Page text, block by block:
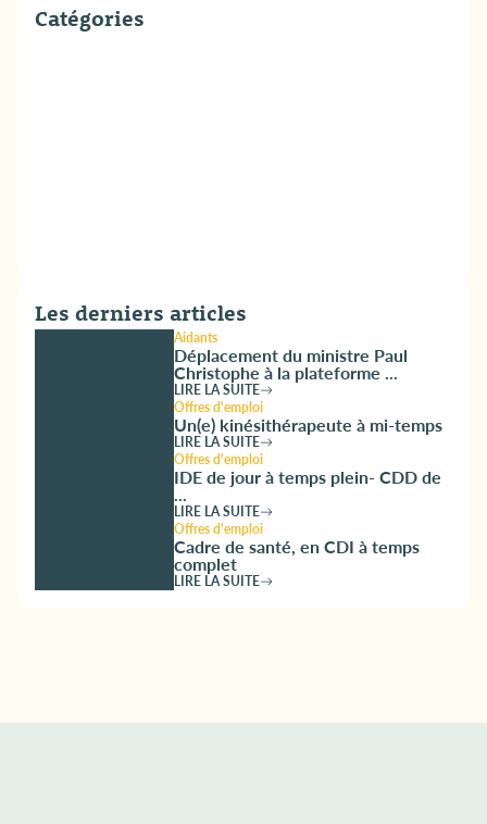
Catégories
Les derniers articles
Aidants
Déplacement du ministre Paul
Christophe à la plateforme ...
LIRE LA SUITE
Offres d'emploi
Un(e) kinésithérapeute à mi-temps
LIRE LA SUITE
Offres d'emploi
IDE de jour à temps plein- CDD de
...
LIRE LA SUITE
Offres d'emploi
Cadre de santé, en CDI à temps
complet
LIRE LA SUITE